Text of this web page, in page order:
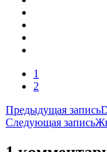
1
2
Навигация
по
Предыдущая запись
Следующая запись